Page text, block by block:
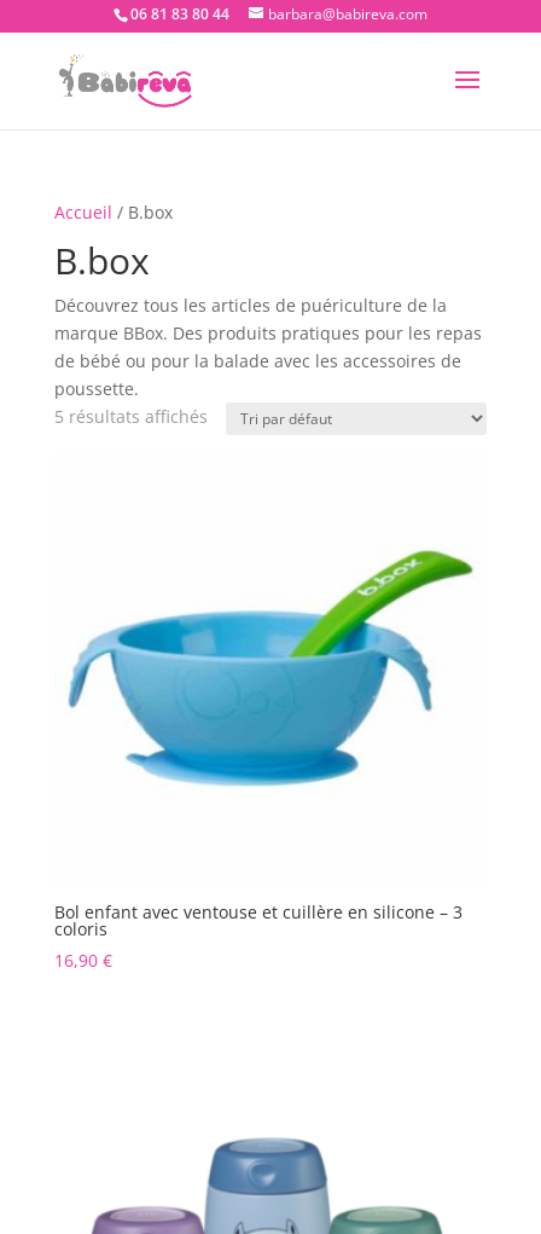
06 81 83 80 44 barbara@babireva.com
Accueil / B.box
B.box
Découvrez tous les articles de puériculture de la
marque BBox. Des produits pratiques pour les repas
de bébé ou pour la balade avec les accessoires de
poussette.
5 résultats affichés
Bol enfant avec ventouse et cuillère en silicone – 3
coloris
16,90 €